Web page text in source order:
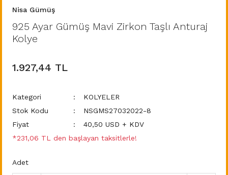
Nisa Gümüş
925 Ayar Gümüş Mavi Zirkon Taşlı Anturaj
Kolye
1.927,44 TL
Kategori
KOLYELER
Stok Kodu
NSGMS27032022-8
Fiyat
40,50 USD + KDV
*231,06 TL den başlayan taksitlerle!
Adet